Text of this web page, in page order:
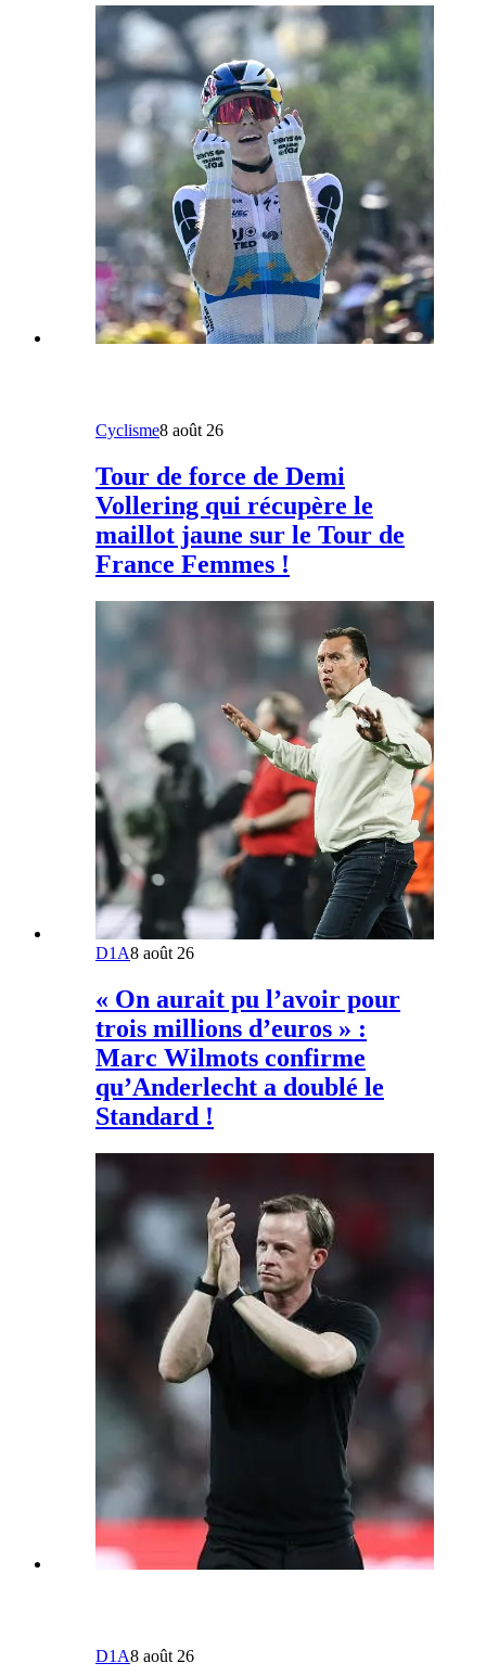
Cyclisme8 août 26
Tour de force de Demi
Vollering qui récupère le
maillot jaune sur le Tour de
France Femmes !
D1A8 août 26
« On aurait pu l’avoir pour
trois millions d’euros » :
Marc Wilmots confirme
qu’Anderlecht a doublé le
Standard !
D1A8 août 26